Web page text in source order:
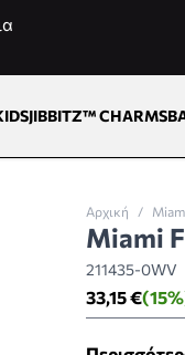
JIBBITZ™ CHARMS
Αρχική /
Miami
211435-0WV
33,15 €